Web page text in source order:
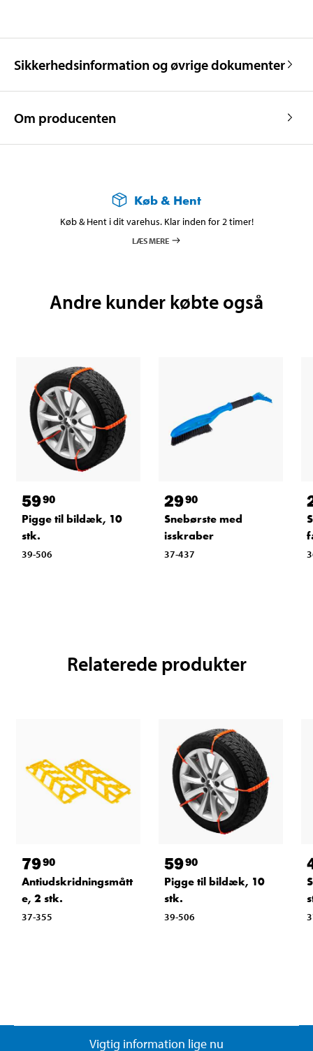
Sikkerhedsinformation og øvrige dokumenter
Om producenten
Køb & Hent
Køb & Hent i dit varehus. Klar inden for 2 timer!
LÆS MERE
Andre kunder købte også
5990
Pigge til bildæk, 10
stk.
39-506
2990
Snebørste med
isskraber
37-437
Relaterede produkter
7990
Antiudskridningsmått
e, 2 stk.
37-355
5990
Pigge til bildæk, 10
stk.
39-506
Vigtig information lige nu